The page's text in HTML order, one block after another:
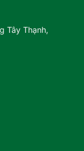
Tây Thạnh,